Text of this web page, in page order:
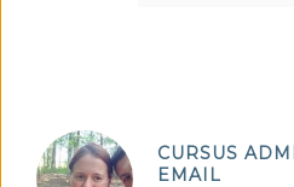
CURSUS
EMAIL